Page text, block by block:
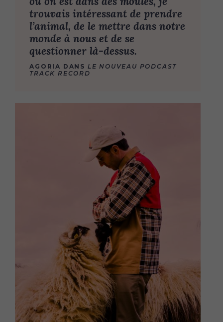
trouvais intéressant de prendre
l’animal, de le mettre dans notre
monde à nous et de se
questionner là-dessus.
AGORIA DANS LE NOUVEAU PODCAST
TRACK RECORD